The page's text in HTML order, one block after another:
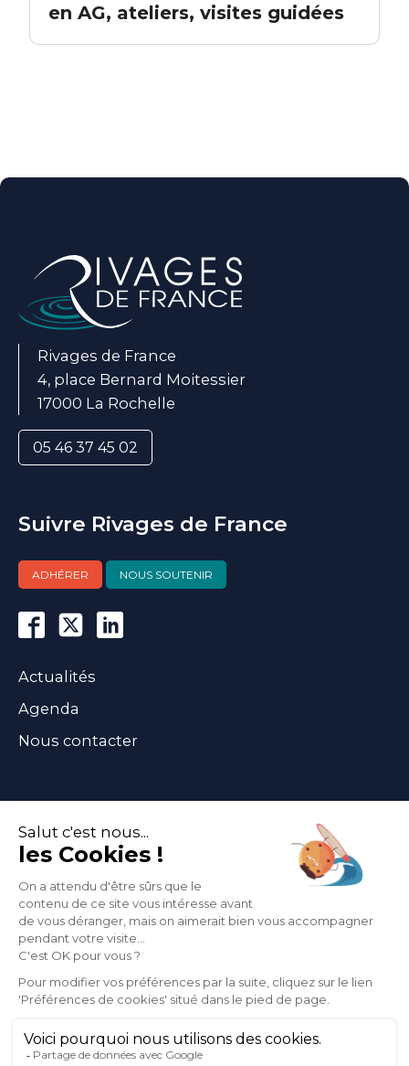
en AG, ateliers, visites guidées
Rivages de France
4, place Bernard Moitessier
17000 La Rochelle
05 46 37 45 02
Suivre Rivages de France
ADHÉRER NOUS SOUTENIR
Actualités
Agenda
Nous contacter
Abonnez-vous
à notre newsletter
Informations légales